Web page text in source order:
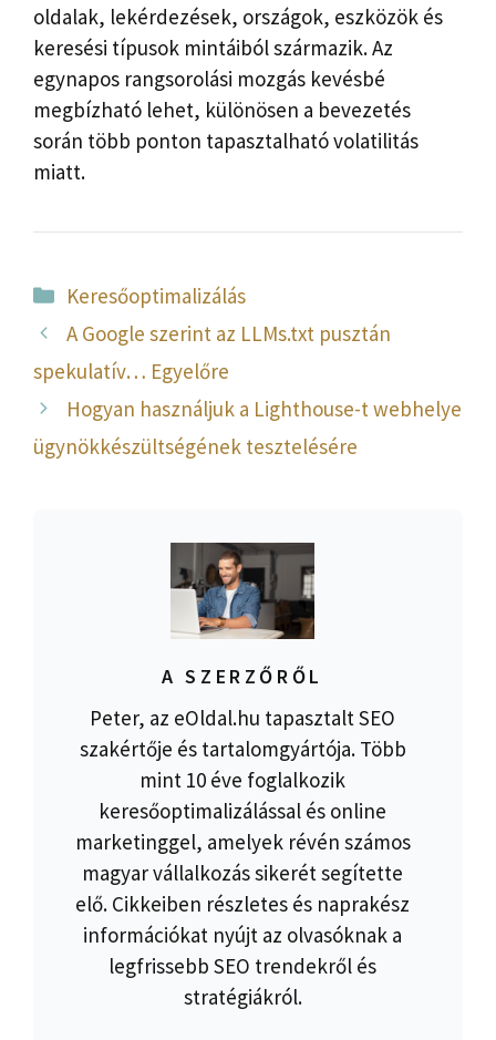
oldalak, lekérdezések, országok, eszközök és
keresési típusok mintáiból származik. Az
egynapos rangsorolási mozgás kevésbé
megbízható lehet, különösen a bevezetés
során több ponton tapasztalható volatilitás
miatt.
Kategória
Keresőoptimalizálás
A Google szerint az LLMs.txt pusztán
spekulatív… Egyelőre
Hogyan használjuk a Lighthouse-t webhelye
ügynökkészültségének tesztelésére
A SZERZŐRŐL
Peter, az eOldal.hu tapasztalt SEO
szakértője és tartalomgyártója. Több
mint 10 éve foglalkozik
keresőoptimalizálással és online
marketinggel, amelyek révén számos
magyar vállalkozás sikerét segítette
elő. Cikkeiben részletes és naprakész
információkat nyújt az olvasóknak a
legfrissebb SEO trendekről és
stratégiákról.